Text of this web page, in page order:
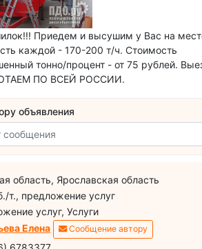
Приедем и высушим у Вас на
каждой - 170-200 т/ч. Стоимость
тонно/процент - от 75 рублей.
ПО ВСЕЙ РОССИИ.
объявления
область, Ярославская область
т., предложение услуг
услуг, Услуги
Елена Сообщение автору